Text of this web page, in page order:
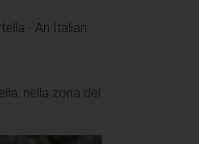
- An Italian
nella zona del